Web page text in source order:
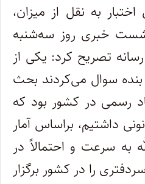
به نقل از میزان،
خبری روز سه‌شنبه
رسانه تصریح کرد: یکی از
سوال می‌کردند بحث
رسمی در کشور بود که
داشتیم، براساس آمار
به سرعت و احتمالاً‌ در
را در کشور برگزار